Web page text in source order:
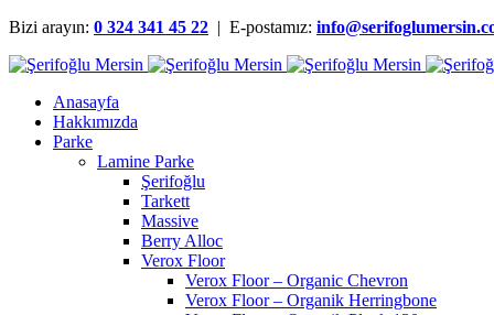
Bizi arayın: 0 324 341 45 22 | E-postamız:
Anasayfa
Hakkımızda
Parke
Lamine Parke
Şerifoğlu
Tarkett
Massive
Berry Alloc
Verox Floor
Verox Floor – Organic Chevron
Verox Floor – Organik Herringbone